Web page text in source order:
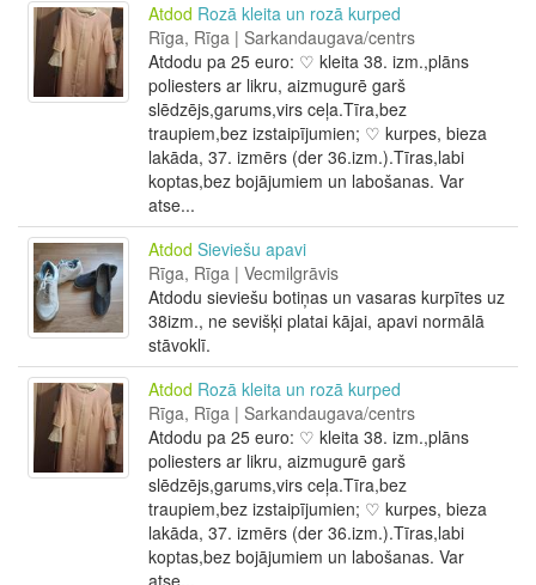
Atdod Rozā kleita un rozā kurped
Rīga, Rīga | Sarkandaugava/centrs
Atdodu pa 25 euro: ♡ kleita 38. izm.,plāns
poliesters ar likru, aizmugurē garš
slēdzējs,garums,virs ceļa.Tīra,bez
traupiem,bez izstaipījumien; ♡ kurpes, bieza
lakāda, 37. izmērs (der 36.izm.).Tīras,labi
koptas,bez bojājumiem un labošanas. Var
atse...
Atdod Sieviešu apavi
Rīga, Rīga | Vecmilgrāvis
Atdodu sieviešu botiņas un vasaras kurpītes uz
38izm., ne sevišķi platai kājai, apavi normālā
stāvoklī.
Atdod Rozā kleita un rozā kurped
Rīga, Rīga | Sarkandaugava/centrs
Atdodu pa 25 euro: ♡ kleita 38. izm.,plāns
poliesters ar likru, aizmugurē garš
slēdzējs,garums,virs ceļa.Tīra,bez
traupiem,bez izstaipījumien; ♡ kurpes, bieza
lakāda, 37. izmērs (der 36.izm.).Tīras,labi
koptas,bez bojājumiem un labošanas. Var
atse...